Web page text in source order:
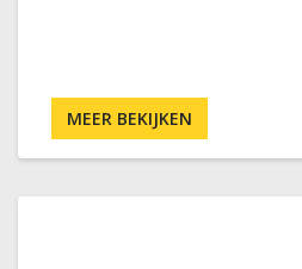
MEER BEKIJKEN